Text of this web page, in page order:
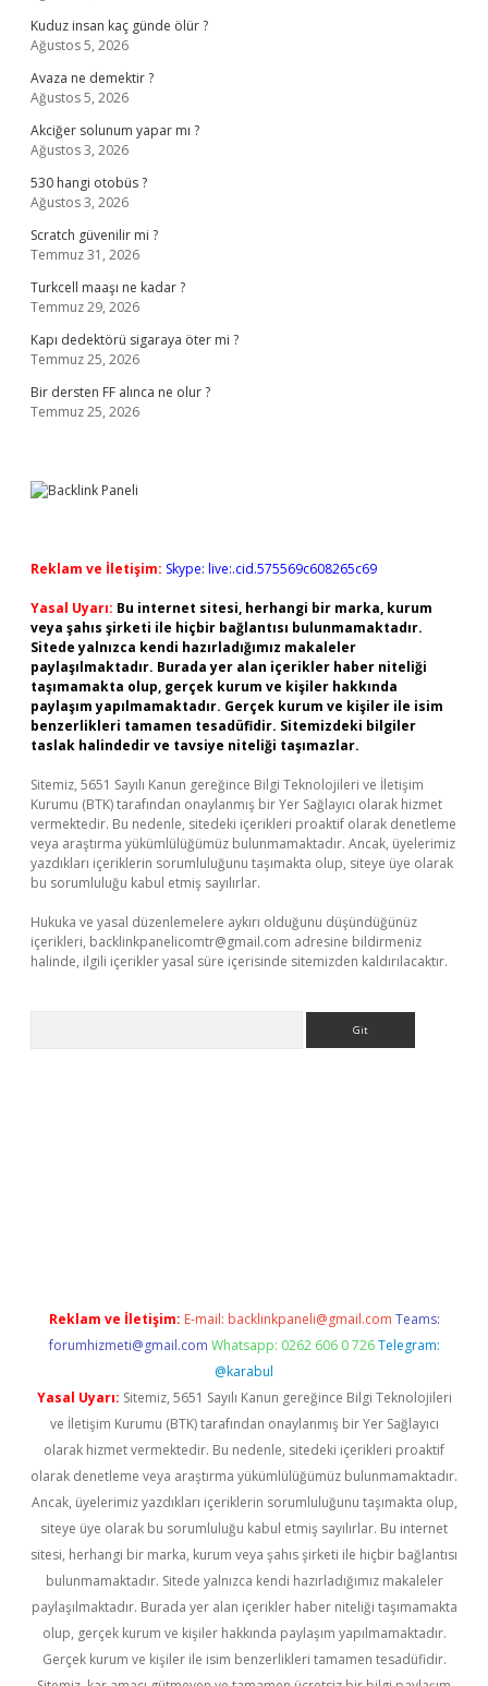
Kuduz insan kaç günde ölür ?
Ağustos 5, 2026
Avaza ne demektir ?
Ağustos 5, 2026
Akciğer solunum yapar mı ?
Ağustos 3, 2026
530 hangi otobüs ?
Ağustos 3, 2026
Scratch güvenilir mi ?
Temmuz 31, 2026
Turkcell maaşı ne kadar ?
Temmuz 29, 2026
Kapı dedektörü sigaraya öter mi ?
Temmuz 25, 2026
Bir dersten FF alınca ne olur ?
Temmuz 25, 2026
Reklam ve İletişim: Skype: live:.cid.575569c608265c69
Yasal Uyarı: Bu internet sitesi, herhangi bir marka, kurum
veya şahıs şirketi ile hiçbir bağlantısı bulunmamaktadır.
Sitede yalnızca kendi hazırladığımız makaleler
paylaşılmaktadır. Burada yer alan içerikler haber niteliği
taşımamakta olup, gerçek kurum ve kişiler hakkında
paylaşım yapılmamaktadır. Gerçek kurum ve kişiler ile isim
benzerlikleri tamamen tesadüfidir. Sitemizdeki bilgiler
taslak halindedir ve tavsiye niteliği taşımazlar.
Sitemiz, 5651 Sayılı Kanun gereğince Bilgi Teknolojileri ve İletişim
Kurumu (BTK) tarafından onaylanmış bir Yer Sağlayıcı olarak hizmet
vermektedir. Bu nedenle, sitedeki içerikleri proaktif olarak denetleme
veya araştırma yükümlülüğümüz bulunmamaktadır. Ancak, üyelerimiz
yazdıkları içeriklerin sorumluluğunu taşımakta olup, siteye üye olarak
bu sorumluluğu kabul etmiş sayılırlar.
Hukuka ve yasal düzenlemelere aykırı olduğunu düşündüğünüz
içerikleri, backlinkpanelicomtr@gmail.com adresine bildirmeniz
halinde, ilgili içerikler yasal süre içerisinde sitemizden kaldırılacaktır.
Reklam ve İletişim: E-mail: backlinkpaneli@gmail.com Teams:
forumhizmeti@gmail.com Whatsapp: 0262 606 0 726 Telegram:
@karabul
Yasal Uyarı: Sitemiz, 5651 Sayılı Kanun gereğince Bilgi Teknolojileri
ve İletişim Kurumu (BTK) tarafından onaylanmış bir Yer Sağlayıcı
olarak hizmet vermektedir. Bu nedenle, sitedeki içerikleri proaktif
olarak denetleme veya araştırma yükümlülüğümüz bulunmamaktadır.
Ancak, üyelerimiz yazdıkları içeriklerin sorumluluğunu taşımakta olup,
siteye üye olarak bu sorumluluğu kabul etmiş sayılırlar. Bu internet
sitesi, herhangi bir marka, kurum veya şahıs şirketi ile hiçbir bağlantısı
bulunmamaktadır. Sitede yalnızca kendi hazırladığımız makaleler
paylaşılmaktadır. Burada yer alan içerikler haber niteliği taşımamakta
olup, gerçek kurum ve kişiler hakkında paylaşım yapılmamaktadır.
Gerçek kurum ve kişiler ile isim benzerlikleri tamamen tesadüfidir.